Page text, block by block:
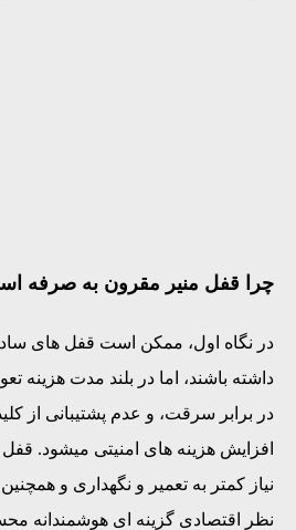
چرا قفل منیر مقرون ‌به ‌صرفه
در نگاه اول، ممکن است قفل ‌های
داشته باشند، اما در بلند مدت هزینه
در برابر سرقت، و عدم پشتیبانی از
افزایش هزینه‌ های امنیتی میشود. قفل
نیاز کمتر به تعمیر و نگهداری و همچنین
نظر اقتصادی گزینه‌ ای هوشمندانه